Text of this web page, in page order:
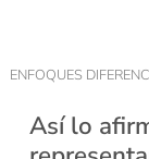
ENFOQUES
Así lo